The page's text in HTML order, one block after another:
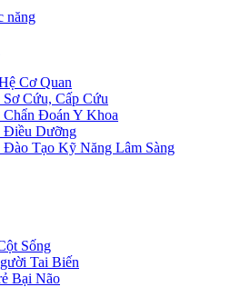
năng
Cơ Quan
Cứu, Cấp Cứu
Đoán Y Khoa
Điều Dưỡng
Tạo Kỹ Năng Lâm Sàng
Sống
Tai Biến
Bại Não